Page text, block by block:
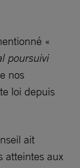
«
poursuivi
nos
loi depuis
ait
atteintes aux